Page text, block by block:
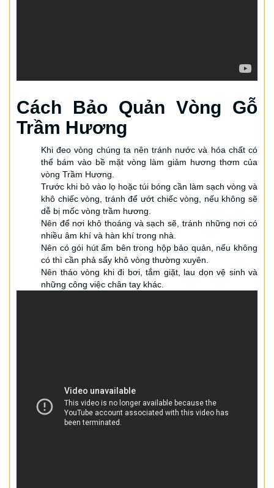
Cách Bảo Quản Vòng Gỗ
Trầm Hương
Khi đeo vòng chúng ta nên tránh nước và hóa chất có
thể bám vào bề mặt vòng làm giảm hương thơm của
vòng Trầm Hương.
Trước khi bỏ vào lọ hoặc túi bóng cần làm sạch vòng và
khô chiếc vòng, tránh để ướt chiếc vòng, nếu không sẽ
dễ bị mốc vòng trầm hương.
Nên để nơi khô thoáng và sạch sẽ, tránh những nơi có
nhiều âm khí và hàn khí trong nhà.
Nên có gói hút ẩm bên trong hộp bảo quản, nếu không
có thì cần phả sấy khô vòng thường xuyên.
Nên tháo vòng khi đi bơi, tắm giặt, lau dọn vệ sinh và
những công việc chân tay khác.